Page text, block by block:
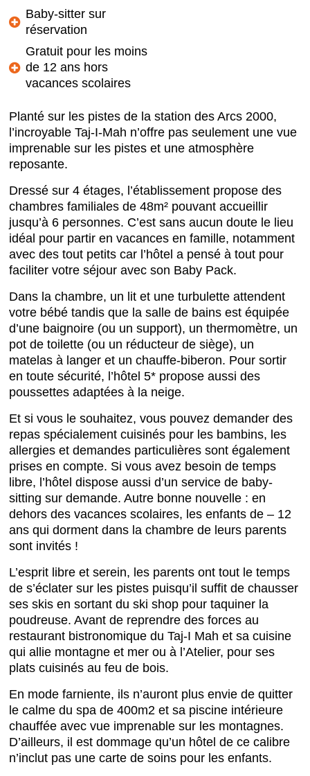
Baby-sitter sur
réservation
Gratuit pour les moins
de 12 ans hors
vacances scolaires
Planté sur les pistes de la station des Arcs 2000,
l’incroyable Taj-I-Mah n’offre pas seulement une vue
imprenable sur les pistes et une atmosphère
reposante.
Dressé sur 4 étages, l’établissement propose des
chambres familiales de 48m² pouvant accueillir
jusqu’à 6 personnes. C’est sans aucun doute le lieu
idéal pour partir en vacances en famille, notamment
avec des tout petits car l’hôtel a pensé à tout pour
faciliter votre séjour avec son Baby Pack.
Dans la chambre, un lit et une turbulette attendent
votre bébé tandis que la salle de bains est équipée
d’une baignoire (ou un support), un thermomètre, un
pot de toilette (ou un réducteur de siège), un
matelas à langer et un chauffe-biberon. Pour sortir
en toute sécurité, l’hôtel 5* propose aussi des
poussettes adaptées à la neige.
Et si vous le souhaitez, vous pouvez demander des
repas spécialement cuisinés pour les bambins, les
allergies et demandes particulières sont également
prises en compte. Si vous avez besoin de temps
libre, l’hôtel dispose aussi d’un service de baby-
sitting sur demande. Autre bonne nouvelle : en
dehors des vacances scolaires, les enfants de – 12
ans qui dorment dans la chambre de leurs parents
sont invités !
L’esprit libre et serein, les parents ont tout le temps
de s’éclater sur les pistes puisqu’il suffit de chausser
ses skis en sortant du ski shop pour taquiner la
poudreuse. Avant de reprendre des forces au
restaurant bistronomique du Taj-I Mah et sa cuisine
qui allie montagne et mer ou à l’Atelier, pour ses
plats cuisinés au feu de bois.
En mode farniente, ils n’auront plus envie de quitter
le calme du spa de 400m2 et sa piscine intérieure
chauffée avec vue imprenable sur les montagnes.
D’ailleurs, il est dommage qu’un hôtel de ce calibre
n’inclut pas une carte de soins pour les enfants.